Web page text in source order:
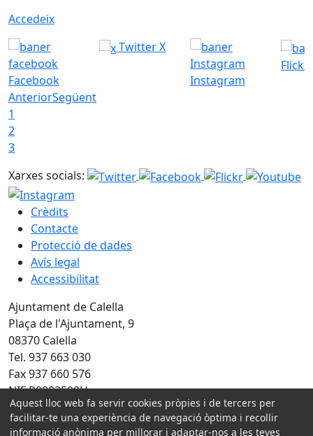
Accedeix
Facebook
Twitter X
Instagram
Flickr
AnteriorSegüent
1
2
3
Xarxes socials:
Crèdits
Contacte
Protecció de dades
Avís legal
Accessibilitat
Ajuntament de Calella
Plaça de l'Ajuntament, 9
08370 Calella
Tel. 937 663 030
Fax 937 660 576
NIF P0803500H
Amb la col·laboració de:
Aquest lloc web fa servir cookies pròpies i de tercers per
facilitar-te una experiència de navegació òptima i recollir
informació anònima per millorar i adaptar-nos a les teves